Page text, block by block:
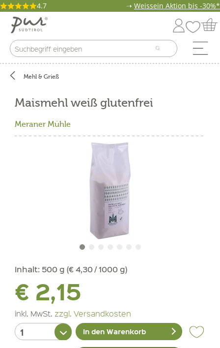
4.7 ➝ Weissein Aktion bis -30%*
Mehl & Grieß
Maismehl weiß glutenfrei
Meraner Mühle
Inhalt: 500 g (€ 4,30 / 1000 g)
€ 2,15
inkl. MwSt. zzgl. Versandkosten
In den Warenkorb